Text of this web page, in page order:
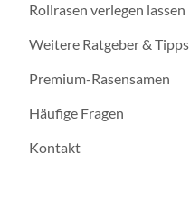
Rollrasen verlegen lassen
Weitere Ratgeber & Tipps
Premium-Rasensamen
Häufige Fragen
Kontakt